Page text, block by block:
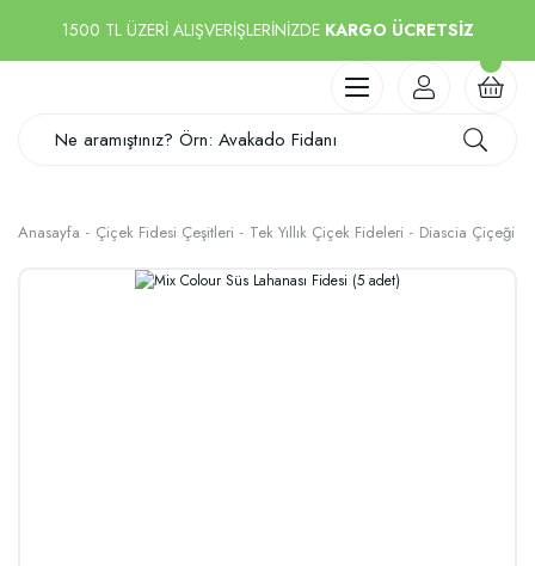
1500 TL ÜZERİ ALIŞVERİŞLERİNİZDE KARGO ÜCRETSİZ
Anasayfa Çiçek Fidesi Çeşitleri Tek Yıllık Çiçek Fideleri Diascia Çiçeği